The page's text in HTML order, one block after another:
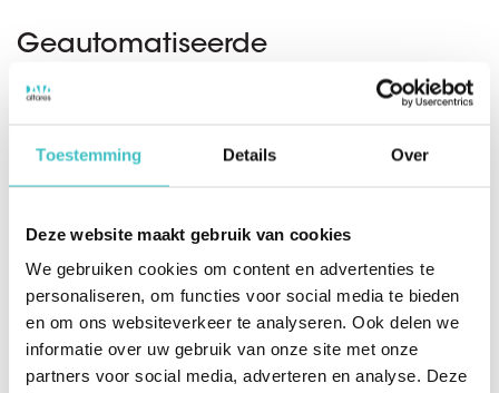
Toestemming Details Over
Deze website maakt gebruik van cookies
We gebruiken cookies om content en advertenties te
personaliseren, om functies voor social media te bieden
en om ons websiteverkeer te analyseren. Ook delen we
informatie over uw gebruik van onze site met onze
partners voor social media, adverteren en analyse. Deze
Geautomatiseerde
bedrijfsbeslissingen
systemen is LC Packaging minder afhankelijk van
menselijke handelingen. “Doordat we nu
geautomatiseerd over actuele data beschikken,
hoeven we niet bang te zijn dat een medewerker
vergeet om de krediet informatie op te vragen. Het
systeem geeft realtime aan hoe onze klanten en
prospects er financieel voor staan. Zodra we een
leveringsverzoek binnenkrijgen, wordt er direct